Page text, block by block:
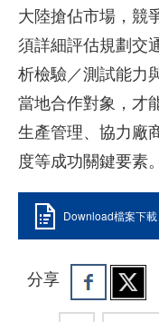
大陸搶佔市場，競
須詳細評估規劃交
析檢驗／測試能力
當地合作對象，才
生產管理、協力廠
度等成功關鍵要素。
Download檔案下載
分享